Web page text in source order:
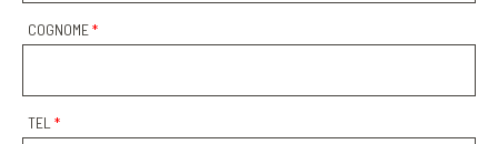
COGNOME*
TEL *